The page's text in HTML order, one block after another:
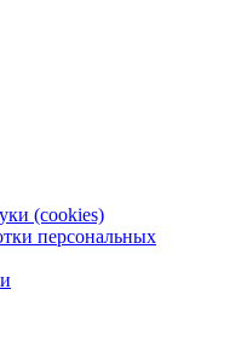
(cookies)
персональных